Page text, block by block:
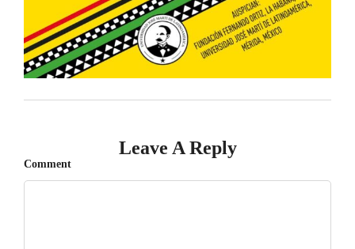
Leave A Reply
Comment